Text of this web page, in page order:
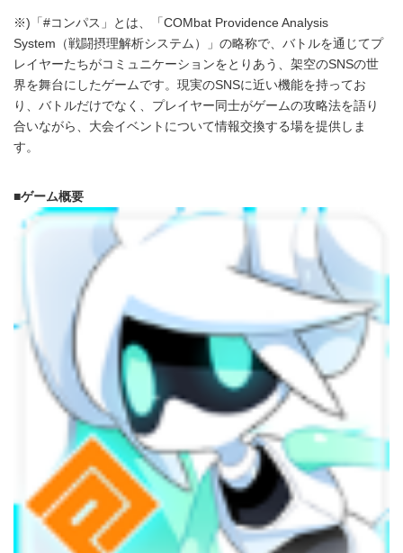
※)「#コンパス」とは、「COMbat Providence Analysis
System（戦闘摂理解析システム）」の略称で、バトルを通じてプ
レイヤーたちがコミュニケーションをとりあう、架空のSNSの世
界を舞台にしたゲームです。現実のSNSに近い機能を持ってお
り、バトルだけでなく、プレイヤー同士がゲームの攻略法を語り
合いながら、大会イベントについて情報交換する場を提供しま
す。
■ゲーム概要